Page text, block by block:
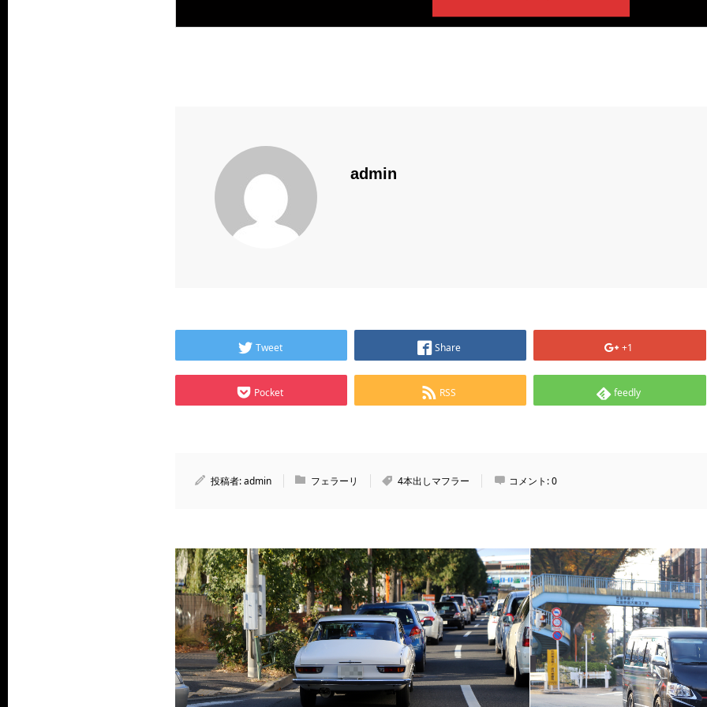
admin
Tweet Share +1
Pocket RSS feedly
投稿者:admin フェラーリ 4本出しマフラー コメント:0